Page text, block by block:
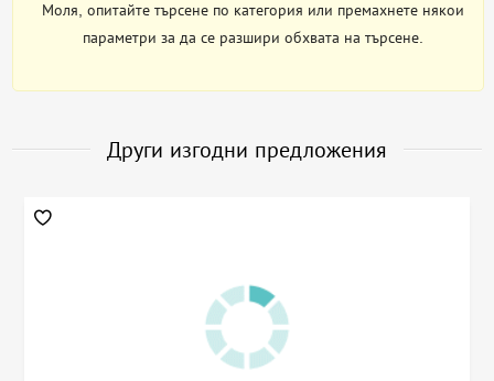
Моля, опитайте търсене по категория или премахнете някои
параметри за да се разшири обхвата на търсене.
Други изгодни предложения